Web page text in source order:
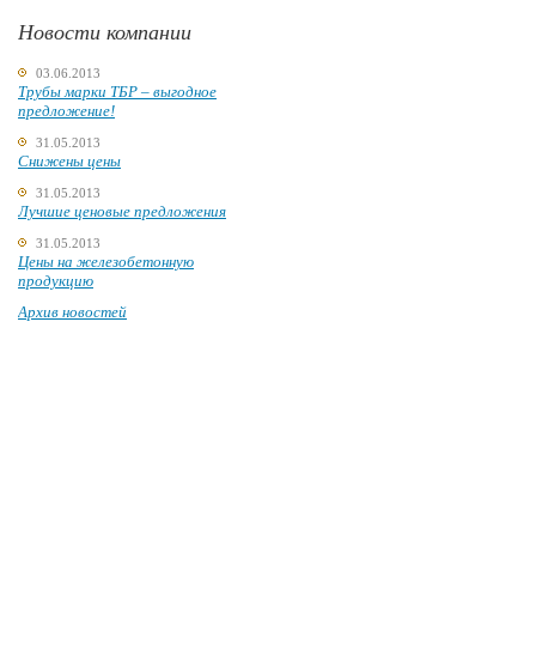
Новости компании
03.06.2013
Трубы марки ТБР – выгодное
предложение!
31.05.2013
Снижены цены
31.05.2013
Лучшие ценовые предложения
31.05.2013
Цены на железобетонную
продукцию
Архив новостей